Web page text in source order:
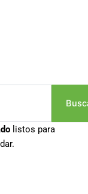
listos para